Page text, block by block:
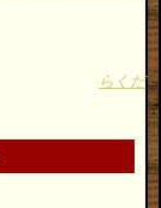
らくだ